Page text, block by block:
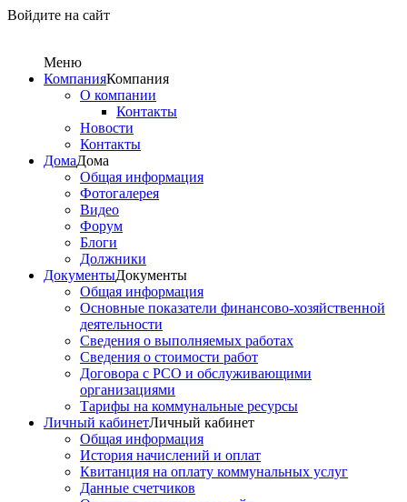
Войдите на сайт
Меню
КомпанияКомпания
О компании
Контакты
Новости
Контакты
ДомаДома
Общая информация
Фотогалерея
Видео
Форум
Блоги
Должники
ДокументыДокументы
Общая информация
Основные показатели финансово-хозяйственной
деятельности
Сведения о выполняемых работах
Сведения о стоимости работ
Договора с РСО и обслуживающими
организациями
Тарифы на коммунальные ресурсы
Личный кабинетЛичный кабинет
Общая информация
История начислений и оплат
Квитанция на оплату коммунальных услуг
Данные счетчиков